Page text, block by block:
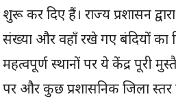
शुरू कर दिए हैं। राज्य प्रशासन
संख्या और वहाँ रखे गए बंदियों का
महत्वपूर्ण स्थानों पर ये केंद्र पूरी
पर और कुछ प्रशासनिक जिला स्तर